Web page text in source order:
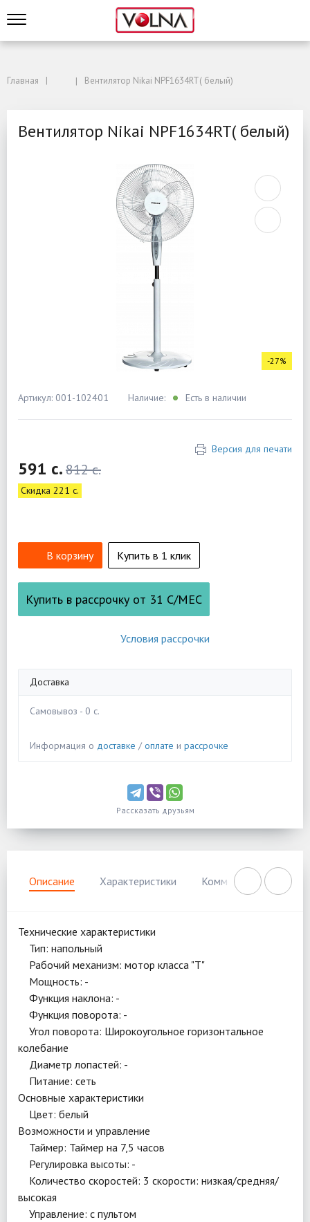
Главная Вентилятор Nikai NPF1634RT( белый)
Вентилятор Nikai NPF1634RT( белый)
-27%
Артикул: 001-102401 Наличие: Есть в наличии
Версия для печати
591 c.812 c.
Скидка 221 c.
В корзину Купить в 1 клик
Купить в рассрочку от 31 С/МЕС
Условия рассрочки
Доставка
Самовывоз - 0 c.
Информация о доставке /оплате и рассрочке
Рассказать друзьям
Описание Характеристики Комментарии
Технические характеристики
Тип: напольный
Рабочий механизм: мотор класса "Т"
Мощность: -
Функция наклона: -
Функция поворота: -
Угол поворота: Широкоугольное горизонтальное
колебание
Диаметр лопастей: -
Питание: сеть
Основные характеристики
Цвет: белый
Возможности и управление
Таймер: Таймер на 7,5 часов
Регулировка высоты: -
Количество скоростей: 3 скорости: низкая/средняя/
высокая
Управление: с пультом